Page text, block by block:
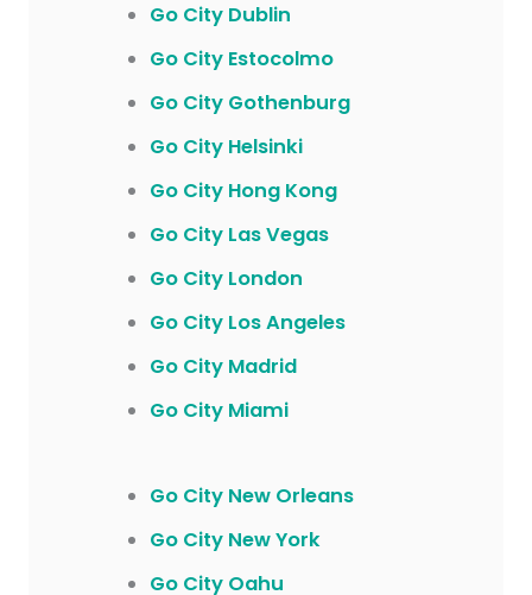
Go City Dublin
Go City Estocolmo
Go City Gothenburg
Go City Helsinki
Go City Hong Kong
Go City Las Vegas
Go City London
Go City Los Angeles
Go City Madrid
Go City Miami
Go City New Orleans
Go City New York
Go City Oahu